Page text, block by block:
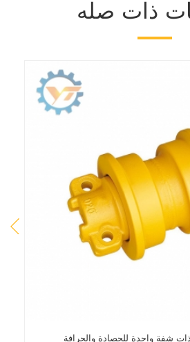
ذات صله
شفة واحدة للحصادة والجرافة